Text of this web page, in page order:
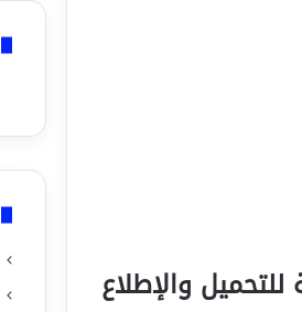
للتحميل والإطلاع